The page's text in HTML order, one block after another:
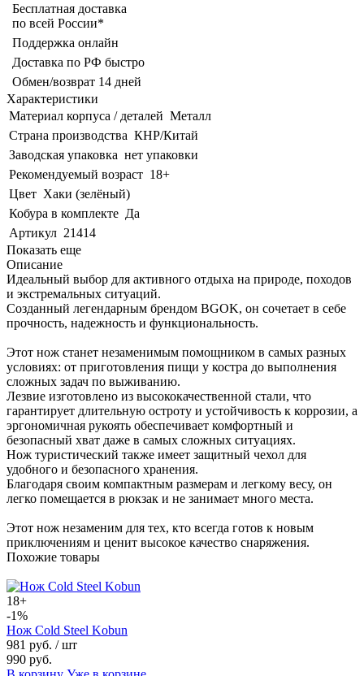
Бесплатная доставка
по всей России*
Поддержка онлайн
Доставка по РФ быстро
Обмен/возврат 14 дней
Характеристики
Материал корпуса / деталей Металл
Страна производства КНР/Китай
Заводская упаковка нет упаковки
Рекомендуемый возраст 18+
Цвет Хаки (зелёный)
Кобура в комплекте Да
Артикул 21414
Показать еще
Описание
Идеальный выбор для активного отдыха на природе, походов
и экстремальных ситуаций.
Созданный легендарным брендом BGOK, он сочетает в себе
прочность, надежность и функциональность.
Этот нож станет незаменимым помощником в самых разных
условиях: от приготовления пищи у костра до выполнения
сложных задач по выживанию.
Лезвие изготовлено из высококачественной стали, что
гарантирует длительную остроту и устойчивость к коррозии, а
эргономичная рукоять обеспечивает комфортный и
безопасный хват даже в самых сложных ситуациях.
Нож туристический также имеет защитный чехол для
удобного и безопасного хранения.
Благодаря своим компактным размерам и легкому весу, он
легко помещается в рюкзак и не занимает много места.
Этот нож незаменим для тех, кто всегда готов к новым
приключениям и ценит высокое качество снаряжения.
Похожие товары
18+
-1%
Нож Cold Steel Kobun
981 руб. / шт
990 руб.